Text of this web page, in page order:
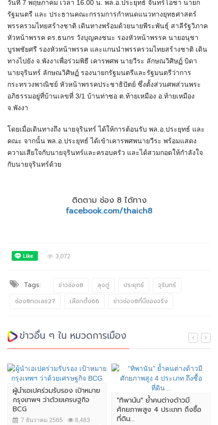
วันที่ 7 พฤษภาคม เวลา 16.00 น. พล.อ.ประยุทธ์ จันทร์โอชา นายก
รัฐมนตรี และ ประธานคณะกรรมการกำหนดแนวทางยุทธศาสตร์
พรรครวมไทยสร้างชาติ เดินทางพร้อมด้วยนายพีระพันธุ์ สาลีรัฐวิภาค
หัวหน้าพรรค ดร.ธนกร วังบุญคงชนะ รองหัวหน้าพรรค นายอนุชา
บูรพชัยศรี รองหัวหน้าพรรค และแกนนำพรรครวมไทยสร้างชาติ เดิน
ทางไปยัง จ.พังงาเพื่อร่วมพิธี เคารพศพ นายวีระ ลักษณวิศิษฏ์ บิดา
นายจุรินทร์ ลักษณวิศิษฏ์ รองนายกรัฐมนตรีและรัฐมนตรีว่าการ
กระทรวงพาณิชย์ หัวหน้าพรรคประชาธิปัตย์ ซึ่งตั้งส่วนศพส่วนพระ
อภิธรรมอยู่ที่บ้านเลขที่ 3/1 บ้านท่าซอ ต.ท้ายเหมือง อ.ท้ายเหมือง
จ.พังงา
โดยเมื่อเดินทางถึง นายจุรินทร์ ได้ให้การต้อนรับ พล.อ.ประยุทธ์ และ
คณะ จากนั้น พล.อ.ประยุทธ์ ได้เข้าเคารพศพนายวีระ พร้อมแสดง
ความเสียใจกับนายจุรินทร์และครอบครัว และได้สวมกอดให้กำลังใจ
กับนายจุรินทร์ด้วย
ติดตาม ช่อง 8 ได้ทาง
facebook.com/thaich8
3,072
Tags: ข่าวช่อง8 ลุงตู่ ประยุทธ์
จุรินทร์
ช่อง8กดเลข27
เลือกตั้ง66 ข่าวช่อง8ที่นี่ของจริง
ข่าวอื่น ๆ ใน หมวดการเมือง
ผู้นำเอเปคร่วมรับรอง เป้าหมาย
กรุงเทพฯ ว่าด้วยเศรษฐกิจ
BCG
7 ธันวาคม 2565 8,483
"ทิพานัน" ย้ำคนต่างด้าวมี
ศักยภาพสูง 4 ประเภท ถึงซื้อ
ที่ดิน...